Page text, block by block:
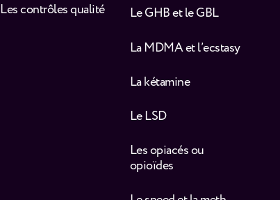
Les contrôles qualité
Le GHB et le GBL
La MDMA et l’ecstasy
La kétamine
Le LSD
Les opiacés ou
opioïdes